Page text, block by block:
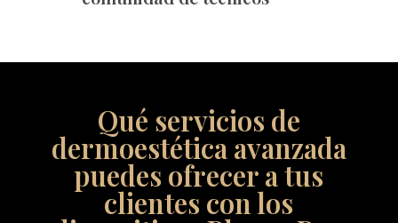
Qué servicios de
dermoestética avanzada
puedes ofrecer a tus
clientes con los